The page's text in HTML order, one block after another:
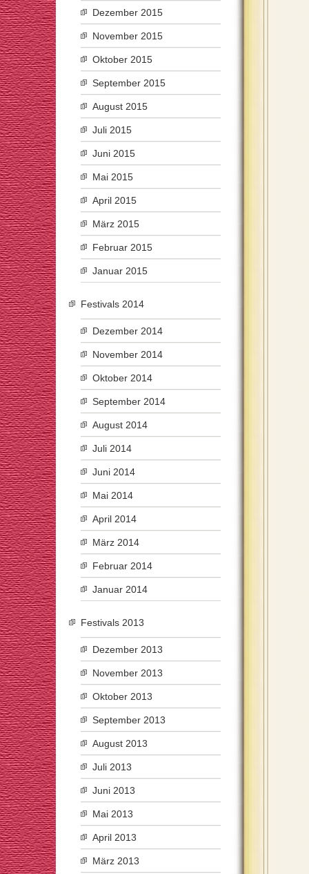
Dezember 2015
November 2015
Oktober 2015
September 2015
August 2015
Juli 2015
Juni 2015
Mai 2015
April 2015
März 2015
Februar 2015
Januar 2015
Festivals 2014
Dezember 2014
November 2014
Oktober 2014
September 2014
August 2014
Juli 2014
Juni 2014
Mai 2014
April 2014
März 2014
Februar 2014
Januar 2014
Festivals 2013
Dezember 2013
November 2013
Oktober 2013
September 2013
August 2013
Juli 2013
Juni 2013
Mai 2013
April 2013
März 2013